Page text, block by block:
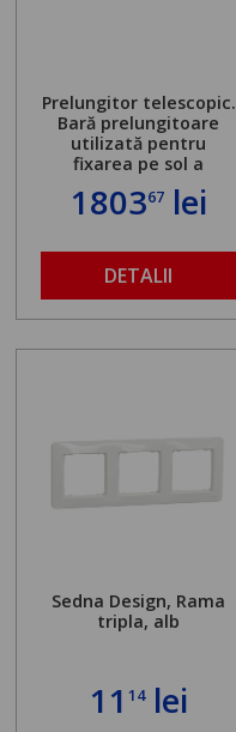
Prelungitor telescopic.
Bară prelungitoare
utilizată pentru
fixarea pe sol a
standului mașinii de
găurit în locul
maximă admisă de 500
kg și înălțime reglabilă
de la 1,8 la 2,9 m
180367lei
DETALII
Sedna Design, Rama
tripla, alb
11 14lei